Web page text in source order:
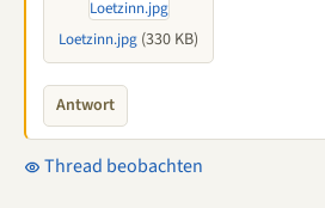
Loetzinn.jpg (330 KB)
Antwort
Thread beobachten